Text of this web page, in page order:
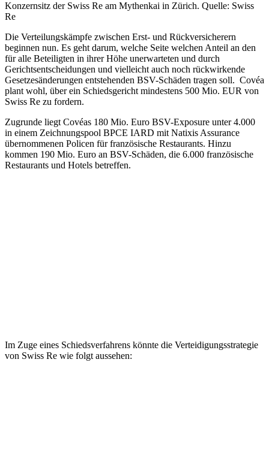
Konzernsitz der Swiss Re am Mythenkai in Zürich. Quelle: Swiss
Re
Die Verteilungskämpfe zwischen Erst- und Rückversicherern
beginnen nun. Es geht darum, welche Seite welchen Anteil an den
für alle Beteiligten in ihrer Höhe unerwarteten und durch
Gerichtsentscheidungen und vielleicht auch noch rückwirkende
Gesetzesänderungen entstehenden BSV-Schäden tragen soll. Covéa
plant wohl, über ein Schiedsgericht mindestens 500 Mio. EUR von
Swiss Re zu fordern.
Zugrunde liegt Covéas 180 Mio. Euro BSV-Exposure unter 4.000
in einem Zeichnungspool BPCE IARD mit Natixis Assurance
übernommenen Policen für französische Restaurants. Hinzu
kommen 190 Mio. Euro an BSV-Schäden, die 6.000 französische
Restaurants und Hotels betreffen.
Im Zuge eines Schiedsverfahrens könnte die Verteidigungsstrategie
von Swiss Re wie folgt aussehen: